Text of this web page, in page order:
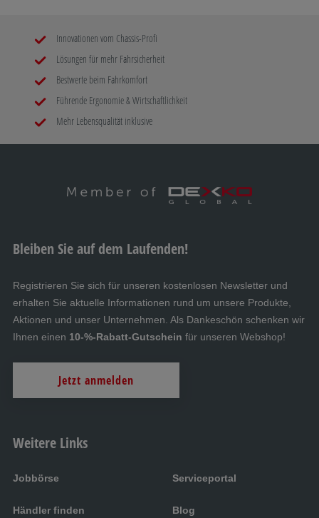
Innovationen vom Chassis-Profi
Lösungen für mehr Fahrsicherheit
Bestwerte beim Fahrkomfort
Führende Ergonomie & Wirtschaftlichkeit
Mehr Lebensqualität inklusive
Weitere Links
Jobbörse Serviceportal
Händler finden Blog
Bleiben Sie auf dem Laufenden!
Registrieren Sie sich für unseren kostenlosen Newsletter und
erhalten Sie aktuelle Informationen rund um unsere Produkte,
Aktionen und unser Unternehmen. Als Dankeschön schenken wir
Ihnen einen 10-%-Rabatt-Gutschein für unseren Webshop!
Jetzt anmelden